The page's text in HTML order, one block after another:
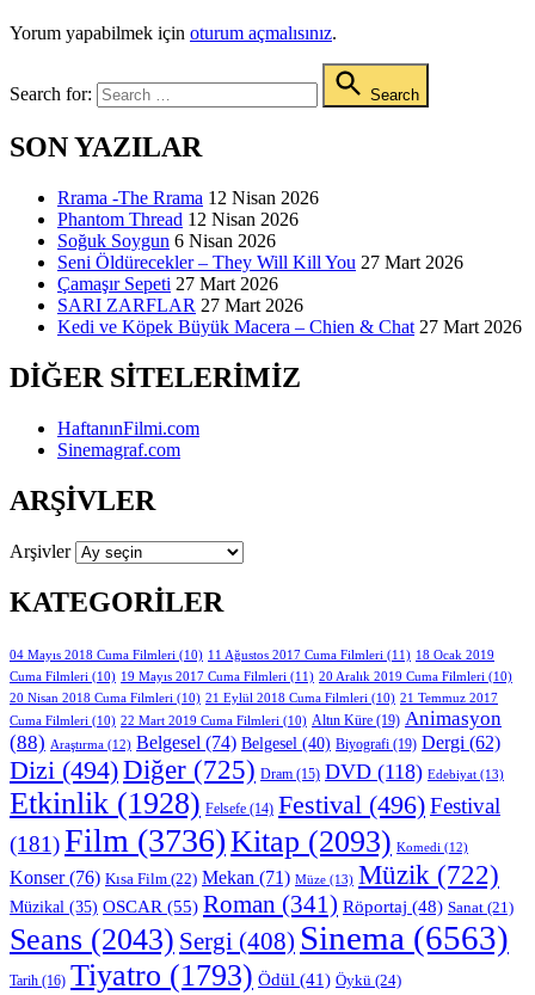
Yorum yapabilmek için oturum açmalısınız.
Search for: Search
SON YAZILAR
Rrama -The Rrama 12 Nisan 2026
Phantom Thread 12 Nisan 2026
Soğuk Soygun 6 Nisan 2026
Seni Öldürecekler – They Will Kill You 27 Mart 2026
Çamaşır Sepeti 27 Mart 2026
SARI ZARFLAR 27 Mart 2026
Kedi ve Köpek Büyük Macera – Chien & Chat 27 Mart 2026
DIĞER SITELERIMIZ
HaftanınFilmi.com
Sinemagraf.com
ARŞIVLER
Arşivler
KATEGORILER
04 Mayıs 2018 Cuma Filmleri (10) 11 Ağustos 2017 Cuma Filmleri (11) 18 Ocak 2019
Cuma Filmleri (10) 19 Mayıs 2017 Cuma Filmleri (11) 20 Aralık 2019 Cuma Filmleri (10)
20 Nisan 2018 Cuma Filmleri (10) 21 Eylül 2018 Cuma Filmleri (10) 21 Temmuz 2017
Cuma Filmleri (10) 22 Mart 2019 Cuma Filmleri (10) Altın Küre (19) Animasyon
(88) Araştırma (12) Belgesel (74) Belgesel (40) Biyografi (19) Dergi (62)
Dizi (494)Diğer (725) Dram (15) DVD (118) Edebiyat (13)
Etkinlik (1928) Felsefe (14) Festival (496)Festival
(181)Film (3736)Kitap (2093) Komedi (12)
Konser(76) Kısa Film (22) Mekan (71) Müze (13) Müzik (722)
Müzikal (35) OSCAR (55) Roman (341) Röportaj (48) Sanat (21)
Seans (2043) Sergi (408) Sinema (6563)
Tarih (16) Tiyatro (1793) Ödül (41) Öykü (24)